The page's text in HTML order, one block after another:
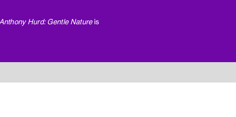
Anthony Hurd: Gentle Nature is